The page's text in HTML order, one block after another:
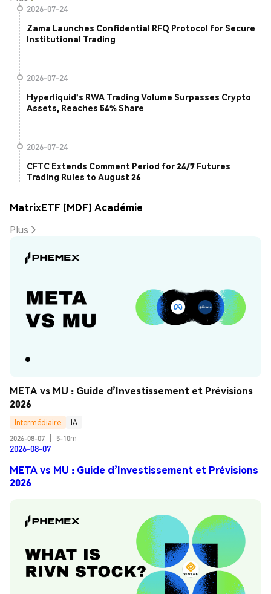
2026-07-24
Zama Launches Confidential RFQ Protocol for Secure
Institutional Trading
2026-07-24
Hyperliquid's RWA Trading Volume Surpasses Crypto
Assets, Reaches 54% Share
2026-07-24
CFTC Extends Comment Period for 24/7 Futures
Trading Rules to August 26
MatrixETF (MDF) Académie
Plus
META vs MU : Guide d’Investissement et Prévisions
2026
Intermédiaire
IA
2026-08-07
5-10m
2026-08-07
META vs MU : Guide d’Investissement et Prévisions
2026